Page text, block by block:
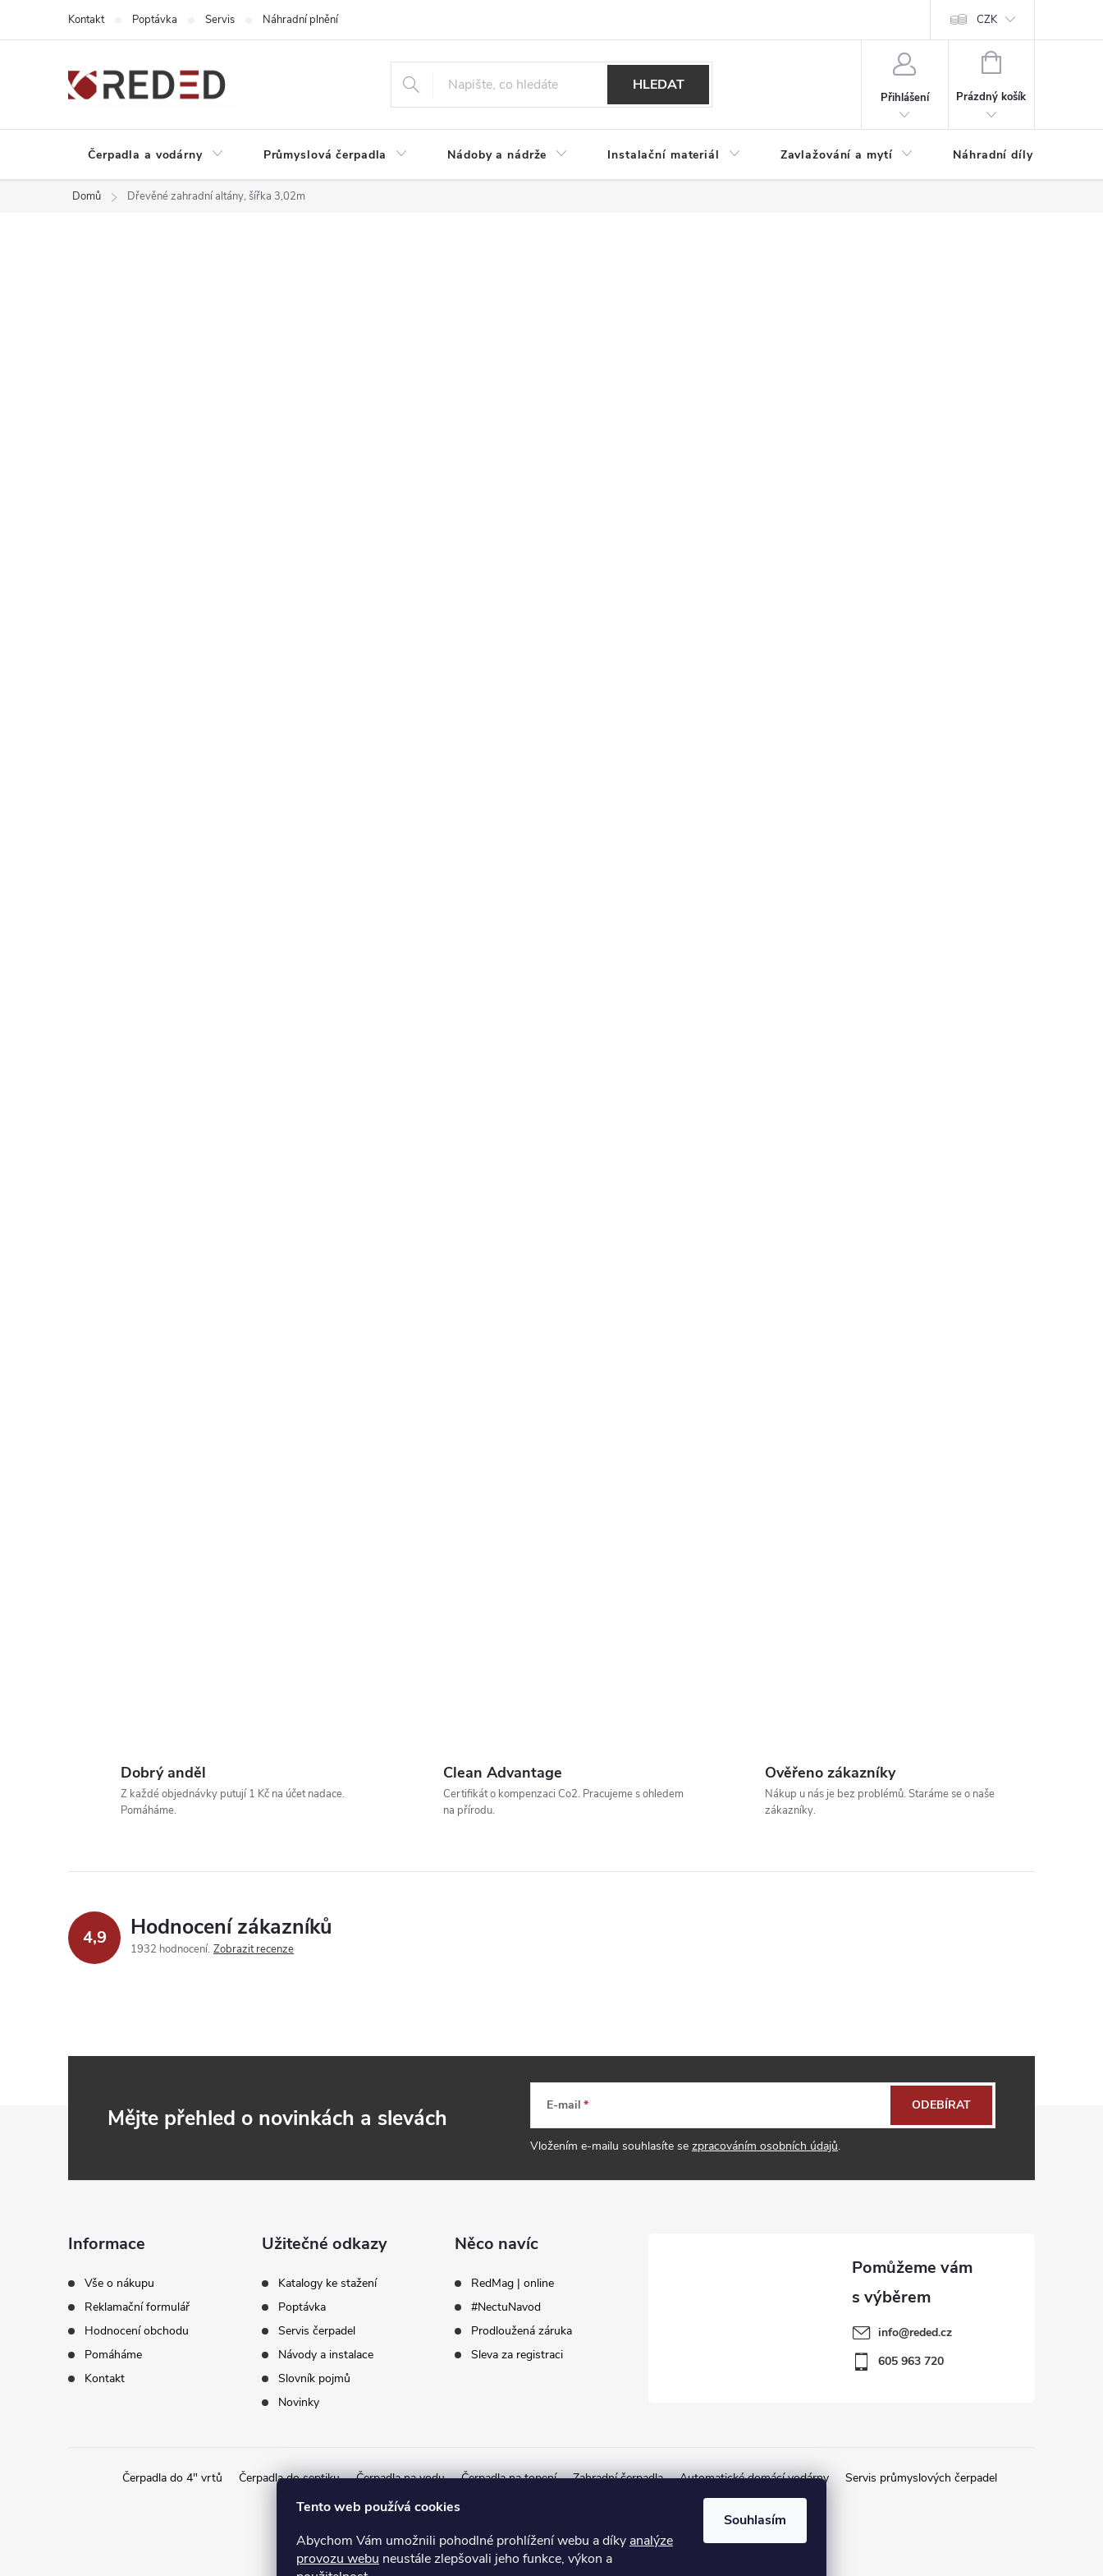
Tento web používá cookies
Abychom Vám umožnili pohodlné prohlížení webu a díky analýze
provozu webu neustále zlepšovali jeho funkce, výkon a
Souhlasím
Kontakt Poptávka Servis Náhradní plnění CZK
HLEDAT
Přihlášení
NÁKUPNÍ
Prázdný košík
Čerpadla a vodárny Průmyslová čerpadla Nádoby a nádrže Instalační materiál Zavlažování a mytí Náhradní díly
Domů Dřevěné zahradní altány, šířka 3,02m
Dobrý anděl
Z každé objednávky putují 1 Kč na účet nadace.
Pomáháme.
Clean Advantage
Certifikát o kompenzaci Co2. Pracujeme s ohledem
na přírodu.
Ověřeno zákazníky
Nákup u nás je bez problémů. Staráme se o naše
zákazníky.
4,9 Hodnocení zákazníků
1932 hodnocení Zobrazit recenze
Mějte přehled o novinkách a slevách E-mail
Vložením e-mailu souhlasíte se zpracováním osobních údajů.
ODEBÍRAT
Informace
Vše o nákupu
Reklamační formulář
Hodnocení obchodu
Pomáháme
Kontakt
Užitečné odkazy
Katalogy ke stažení
Poptávka
Servis čerpadel
Návody a instalace
Slovník pojmů
Novinky
Něco navíc
RedMag | online
#NectuNavod
Prodloužená záruka
Sleva za registraci
info@reded.cz
605 963 720
Čerpadla do 4" vrtů Čerpadla do septiku Čerpadla na vodu Čerpadla na topení Zahradní čerpadla Automatické domácí vodárny
Servis průmyslových čerpadel